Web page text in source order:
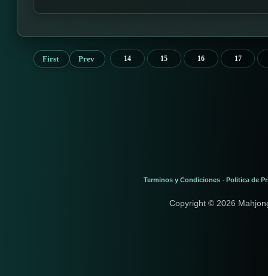
First Prev 14 15 16 17
Terminos y Condiciones - Politica de
Copyright © 2026